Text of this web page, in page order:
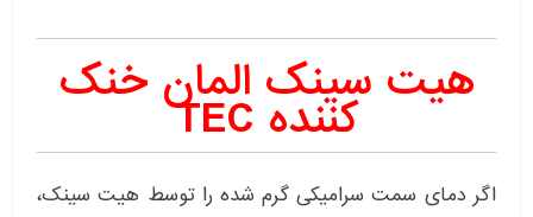
هیت سینک المان خنک
کننده TEC
اگر دمای سمت سرامیکی گرم شده را توسط هیت سینک،